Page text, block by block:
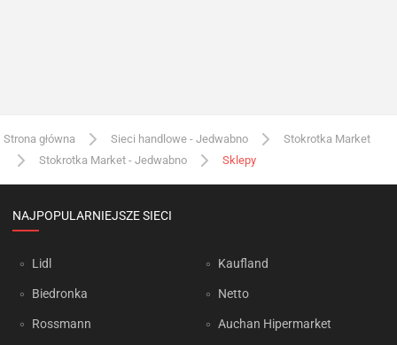
Strona główna Sieci handlowe - Jedwabno
Stokrotka Market
Stokrotka Market - Jedwabno
Sklepy
NAJPOPULARNIEJSZE SIECI
Lidl
Biedronka
Rossmann
Kaufland
Netto
Auchan Hipermarket